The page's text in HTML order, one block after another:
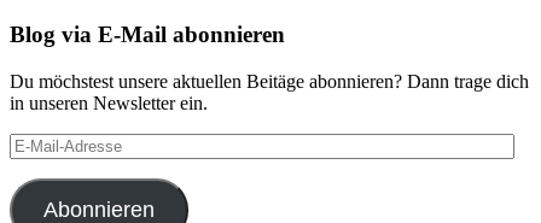
Blog via E-Mail abonnieren
Du möchstest unsere aktuellen Beitäge abonnieren? Dann trage dich
in unseren Newsletter ein.
E-
Mail-
Adresse
Abonnieren